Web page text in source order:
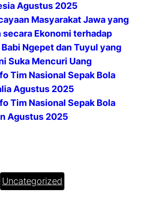
Agustus 2025
Masyarakat Jawa yang
secara Ekonomi terhadap
Ngepet dan Tuyul yang
Suka Mencuri Uang
Tim Nasional Sepak Bola
Agustus 2025
Tim Nasional Sepak Bola
Agustus 2025
Uncategorized